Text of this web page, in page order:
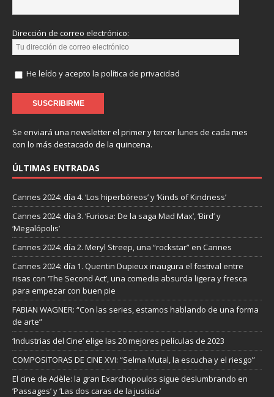
Dirección de correo electrónico:
He leído y acepto la política de privacidad
Se enviará una newsletter el primer y tercer lunes de cada mes
con lo más destacado de la quincena.
ÚLTIMAS ENTRADAS
Cannes 2024: día 4. ‘Los hiperbóreos’ y ‘Kinds of Kindness’
Cannes 2024: día 3. ‘Furiosa: De la saga Mad Max’, ‘Bird’ y
‘Megalópolis’
Cannes 2024: día 2. Meryl Streep, una “rockstar” en Cannes
Cannes 2024: día 1. Quentin Dupieux inaugura el festival entre
risas con ‘The Second Act’, una comedia absurda ligera y fresca
para empezar con buen pie
FABIAN WAGNER: “Con las series, estamos hablando de una forma
de arte”
‘Industrias del Cine’ elige las 20 mejores películas de 2023
COMPOSITORAS DE CINE XVI: “Selma Mutal, la escucha y el riesgo”
El cine de Adèle: la gran Exarchopoulos sigue deslumbrando en
’Passages’ y ’Las dos caras de la justicia’